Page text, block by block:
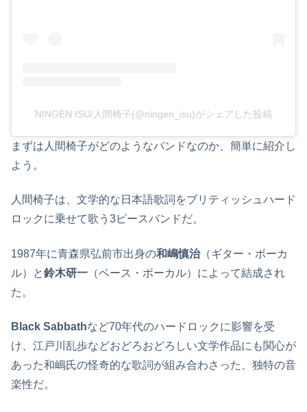
NINGEN ISU/人間椅子(@ningen_isu)がシェアした投稿
まずは人間椅子がどのようなバンドなのか、簡単に紹介し
よう。
人間椅子は、文学的な日本語歌詞をブリティッシュハード
ロックに乗せて歌う3ピースバンドだ。
1987年に青森県弘前市出身の和嶋慎治（ギター・ボーカ
ル）と鈴木研一 （ベース・ボーカル）によって結成され
た。
Black Sabbathなど70年代のハードロックに影響を受
け、江戸川乱歩などおどろおどろしい文学作品にも関心が
あった和嶋氏の怪奇的な歌詞が組み合わさった、独特の音
楽性だ。